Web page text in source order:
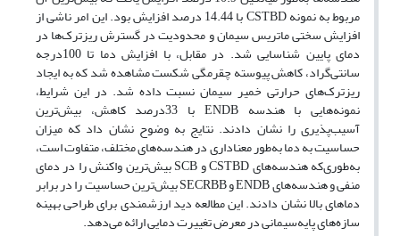
مربوط به نمونه CSTBD با 14.44 درصد افزایش بود. این امر ناشی از
افزایش سختی ماتریس سیمان و محدودیت در گسترش ریزترک‌ها در
دمای پایین شناسایی شد. در مقابل، با افزایش دما تا 100درجه
سانتی‌گراد، کاهش پیوسته چقرمگی شکست مشاهده شد که به ایجاد
ریزترک‌های حرارتی خمیر سیمان نسبت داده شد. در این شرایط،
نمونه‌هایی با هندسه ENDB با 33درصد کاهش، بیش‌ترین
آسیب‌پذیری را نشان دادند. نتایج به وضوح نشان داد که میزان
حساسیت به دما به‌طور معناداری در هندسه‌های مختلف، متفاوت است،
به‌طوری‌که هندسه‌های CSTBD و SCB بیش‌ترین واکنش را در دمای
منفی و هندسه‌های ENDB و SECRBB بیش‌ترین حساسیت را در برابر
دماهای بالا نشان دادند. این مطالعه دید ارزشمندی برای طراحی بهینه
سازه‌های پایه‌سیمانی در معرض تغییرت دمایی ارائه می‌دهد.